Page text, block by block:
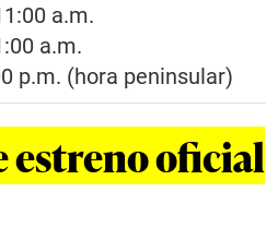
a.m.
a.m.
p.m. (hora peninsular)
estreno oficial